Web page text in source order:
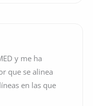
y me ha
que se alinea
en las que